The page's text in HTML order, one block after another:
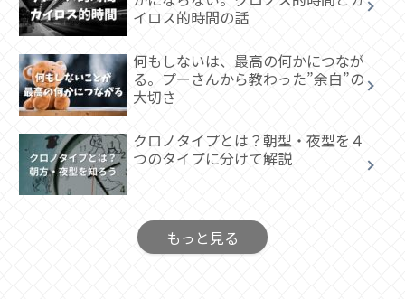
イロス的時間の話
何もしないは、最高の何かにつなが
る。プーさんから教わった”余白”の
大切さ
クロノタイプとは？朝型・夜型を４
つのタイプに分けて解説
もっと見る